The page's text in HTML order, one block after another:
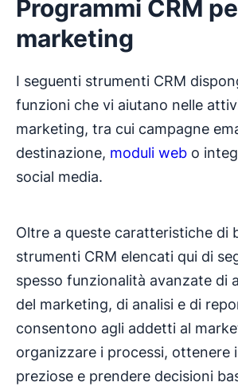
Programmi CRM
marketing
I seguenti strumenti CRM
funzioni che vi aiutano nelle
marketing, tra cui campagne
destinazione, moduli web o
social media.
Oltre a queste caratteristiche di
strumenti CRM elencati qui di
spesso funzionalità avanzate di
del marketing, di analisi e di
consentono agli addetti al
organizzare i processi, ottenere
preziose e prendere decisioni